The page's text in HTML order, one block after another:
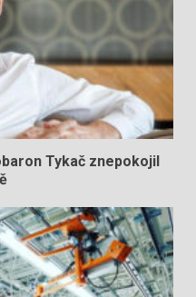
Tykač znepokojil